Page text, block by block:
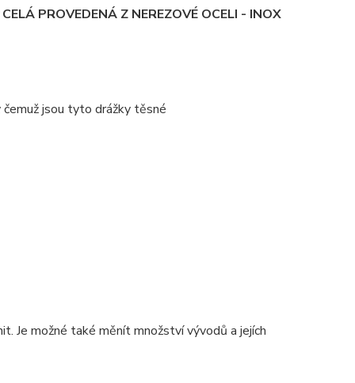
PROVEDENÁ Z NEREZOVÉ OCELI - INOX
jsou tyto drážky těsné
Je možné také měnít množství vývodů a jejích